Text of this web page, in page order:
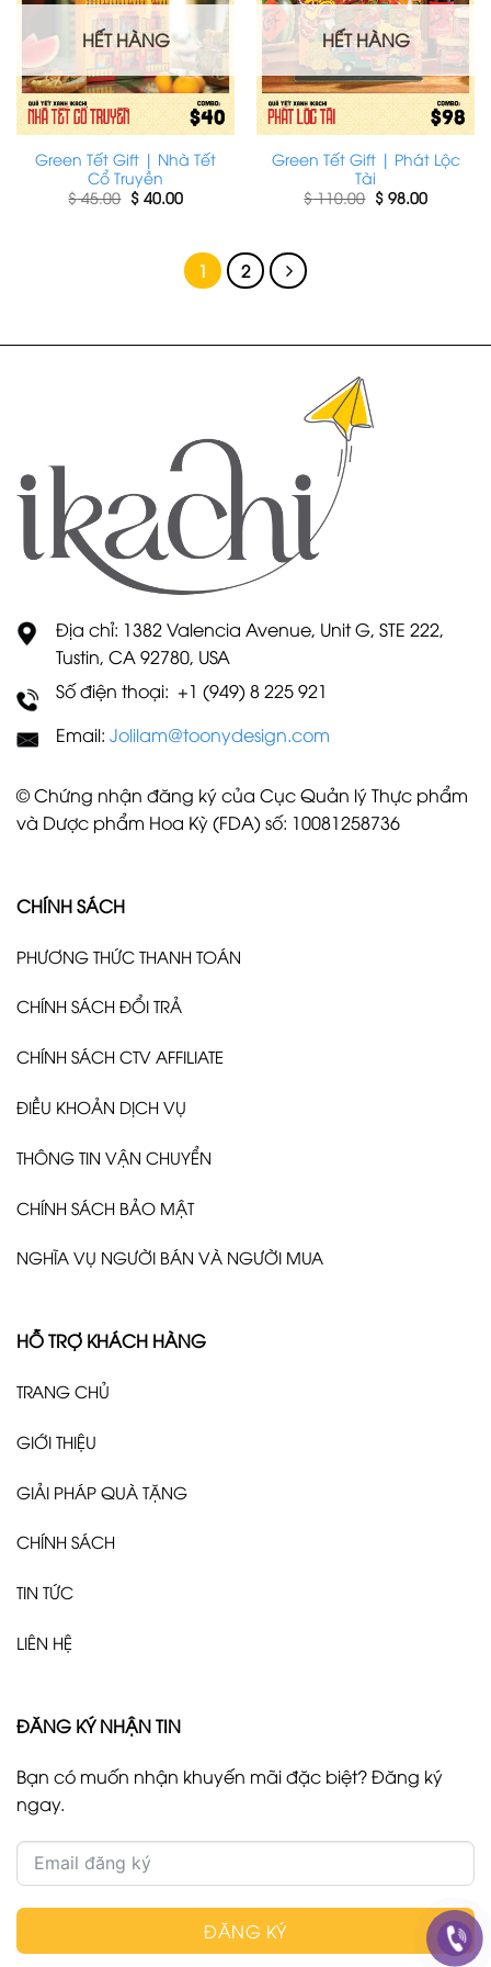
HẾT HÀNG
Green Tết Gift | Nhà Tết
Cổ Truyền
$45.00 Giá
gốc
$40.00Giá
hiện
$ 40.00.
HẾT HÀNG
Green Tết Gift | Phát Lộc
Tài
$110.00 Giá
gốc
$98.00Giá
hiện
1 2
Địa chỉ: 1382 Valencia Avenue, Unit G, STE 222,
Tustin, CA 92780, USA
Số điện thoại: +1 (949) 8 225 921
Email: Jolilam@toonydesign.com
© Chứng nhận đăng ký của Cục Quản lý Thực phẩm
và Dược phẩm Hoa Kỳ (FDA) số: 10081258736
CHÍNH SÁCH
PHƯƠNG THỨC THANH TOÁN
CHÍNH SÁCH ĐỔI TRẢ
CHÍNH SÁCH CTV AFFILIATE
ĐIỀU KHOẢN DỊCH VỤ
THÔNG TIN VẬN CHUYỂN
CHÍNH SÁCH BẢO MẬT
NGHĨA VỤ NGƯỜI BÁN VÀ NGƯỜI MUA
HỖ TRỢ KHÁCH HÀNG
TRANG CHỦ
GIỚI THIỆU
GIẢI PHÁP QUÀ TẶNG
CHÍNH SÁCH
TIN TỨC
LIÊN HỆ
ĐĂNG KÝ NHẬN TIN
Bạn có muốn nhận khuyến mãi đặc biệt? Đăng ký
ngay.
ĐĂNG KÝ